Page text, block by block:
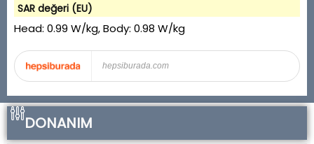
SAR değeri (EU)
Head: 0.99 W/kg, Body: 0.98 W/kg
hepsiburada.com
DONANIM